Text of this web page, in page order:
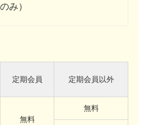
み）
定期会員 定期会員以外
無料
無料